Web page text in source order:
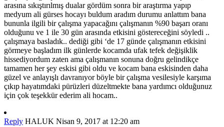
arasına sıkıştırılmış dualar gördüm sonra bir araştırma yapıp
medyum ali gürses hocayı buldum aradım durumu anlattım bana
bununla ilgili bir çalışma yapacağını çalışmanın %90 başarı oranı
olduğunu ve 1 ile 30 gün arasında etkisini göstereceğini söyledi ..
çalışmaya basladık.. dediği gibi ‘de 17 günde çalışmanın etkisini
görmeye başladım ilk günlerde kocamda ufak tefek değişiklik
hissediyordum zaten ama çalışmanın sonuna doğru gelindikçe
tamamen her şey eskisi gibi oldu ve kocam bana eskisinden daha
güzel ve anlayışlı davranıyor böyle bir çalışma vesilesiyle karşıma
çıkıp hayatımdaki pürüzleri düzeltmekte bana yardımcı olduğunuz
için çok teşekkür ederim ali hocam..
Reply HALUK Nisan 9, 2017 at 12:20 am